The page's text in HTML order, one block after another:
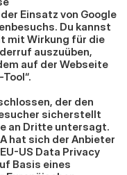
Einsatz von Google
Du kannst
mit Wirkung für die
auszuüben,
auf der Webseite
der den
sicherstellt
an Dritte untersagt.
hat sich der Anbieter
US Data Privacy
Basis eines